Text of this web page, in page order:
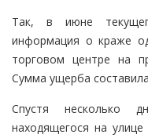
Так, в июне
информация о краже
торговом центре на
Сумма ущерба
Спустя несколько
находящегося на